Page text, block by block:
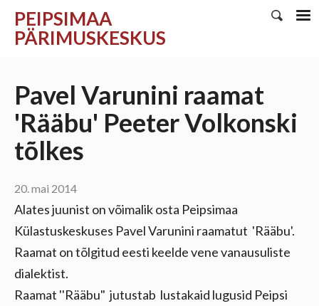
PEIPSIMAA
PÄRIMUSKESKUS
Pavel Varunini raamat
'Rääbu' Peeter Volkonski
tõlkes
20. mai 2014
Alates juunist on võimalik osta Peipsimaa
Külastuskeskuses Pavel Varunini raamatut 'Rääbu'.
Raamat on tõlgitud eesti keelde vene vanausuliste
dialektist.
Raamat ''Rääbu" jutustab lustakaid lugusid Peipsi